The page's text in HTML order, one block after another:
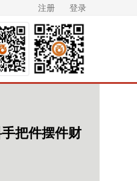
注册 登录
把件摆件财